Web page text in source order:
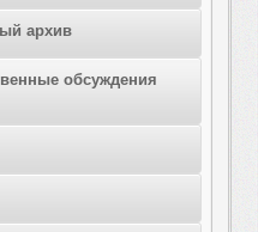
архив
обсуждения